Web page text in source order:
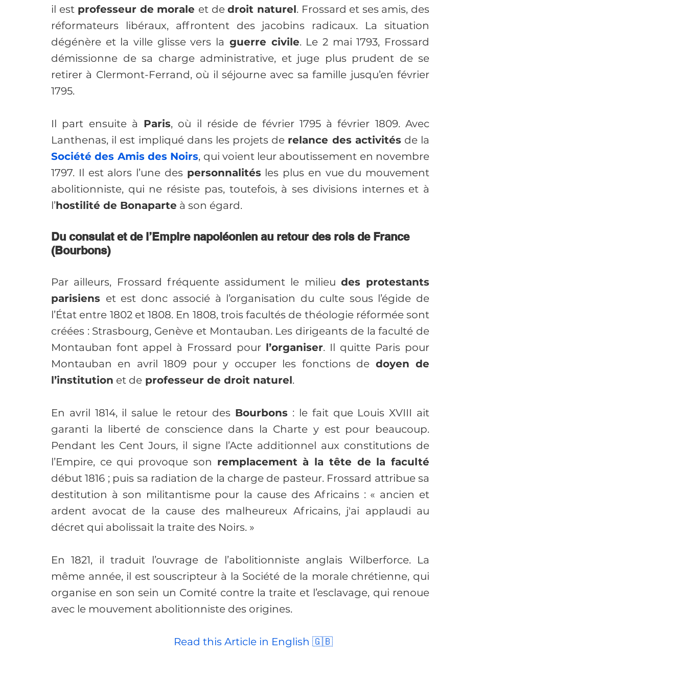
il est professeur de morale et de droit naturel. Frossard et ses amis, des
réformateurs libéraux, affrontent des jacobins radicaux. La situation
dégénère et la ville glisse vers la guerre civile. Le 2 mai 1793, Frossard
démissionne de sa charge administrative, et juge plus prudent de se
retirer à Clermont-Ferrand, où il séjourne avec sa famille jusqu’en février
1795.
Il part ensuite à Paris, où il réside de février 1795 à février 1809. Avec
Lanthenas, il est impliqué dans les projets de relance des activités
Société des Amis des Noirs, qui voient leur aboutissement en novembre
1797. Il est alors l’une des personnalités les plus en vue du mouvement
abolitionniste, qui ne résiste pas, toutefois, à ses divisions internes et à
l’hostilité de Bonaparte à son égard.
Du consulat et de l’Empire napoléonien au retour des rois de France
(Bourbons)
Par ailleurs, Frossard fréquente assidument le milieu des protestants
parisiens et est donc associé à l’organisation du culte sous l’égide de
l’État entre 1802 et 1808. En 1808, trois facultés de théologie réformée sont
créées : Strasbourg, Genève et Montauban. Les dirigeants de la faculté de
Montauban font appel à Frossard pour l’organiser. Il quitte Paris pour
Montauban en avril 1809 pour y occuper les fonctions de doyen de
l’institution et de professeur de droit naturel.
En avril 1814, il salue le retour des Bourbons : le fait que Louis XVIII ait
garanti la liberté de conscience dans la Charte y est pour beaucoup.
Pendant les Cent Jours, il signe l’Acte additionnel aux constitutions de
l’Empire, ce qui provoque son remplacement à la tête de la faculté
début 1816 ; puis sa radiation de la charge de pasteur. Frossard attribue sa
destitution à son militantisme pour la cause des Africains : « ancien et
ardent avocat de la cause des malheureux Africains, j'ai applaudi au
décret qui abolissait la traite des Noirs. »
En 1821, il traduit l’ouvrage de l’abolitionniste anglais Wilberforce. La
même année, il est souscripteur à la Société de la morale chrétienne, qui
organise en son sein un Comité contre la traite et l’esclavage, qui renoue
avec le mouvement abolitionniste des origines.